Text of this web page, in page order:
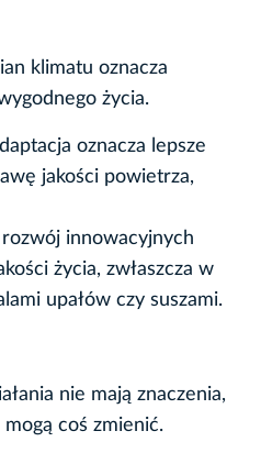
klimatu oznacza
życia.
oznacza lepsze
jakości powietrza,
innowacyjnych
życia, zwłaszcza w
upałów czy suszami.
nie mają znaczenia,
coś zmienić.